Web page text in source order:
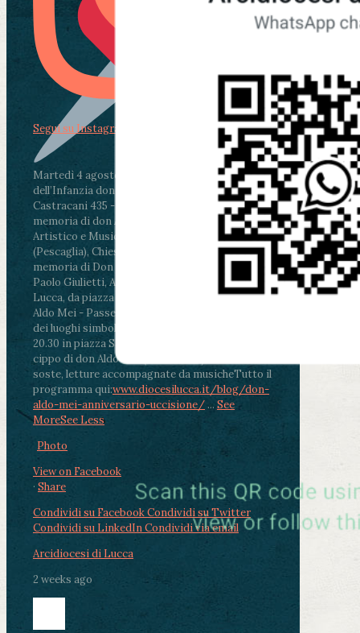
Martedì 4 agosto2026
ore 11:30 - Lucca, Scuola
dell’Infanzia don Aldo Mei - Viale Castruccio
Castracani 435 - Inaugurazione murales in
memoria di don Aldo Mei curato dal Liceo
Artistico e Musicale “Passaglia”
ore 18 - Fiano
(Pescaglia), Chiesa parrocchiale - Messa in
memoria di Don Aldo Mei celebrata da mons.
Paolo Giulietti, Arcivescovo di Lucca
ore 20.30 -
Lucca, da piazza San Michele al Cippo di don
Aldo Mei - Passeggiata della Memoria in alcuni
dei luoghi simbolo della città. Ritrovo alle ore
20.30 in piazza San Michele con conclusione al
cippo di don Aldo Mei (Porta Elisa). Durante le
soste, letture accompagnate da musicheTutto il
programma qui:www.diocesilucca.it/blog/don-
aldo-mei-anniversario-uccisione/ ... See
MoreSee Less
Photo
View on Facebook
· Share
Condividi su FacebookCondividi su Twitter
Condividi su LinkedInCondividi via email
Arcidiocesi di Lucca
2 weeks ago
Segui su Instagram